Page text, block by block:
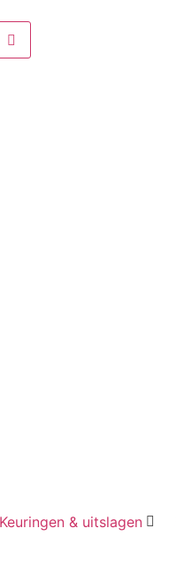
Keuringen & uitslagen